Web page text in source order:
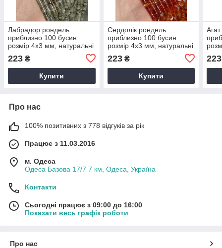
Лабрадор рондель
приблизно 100 бусин
розмір 4x3 мм, натуральні
камені, рондель лабрадор
223 ₴
Купити
Сердолік рондель
приблизно 100 бусин
розмір 4x3 мм, натуральні
камені, колір - червоний
223₴
Купити
223
Про нас
100% позитивних з 778 відгуків за рік
Працює з 11.03.2016
м. Одеса
Одеса Базова 17/7 7 км, Одеса, Україна
Контакти
Сьогодні працює з 09:00 до 16:00
Показати весь графік роботи
Про нас